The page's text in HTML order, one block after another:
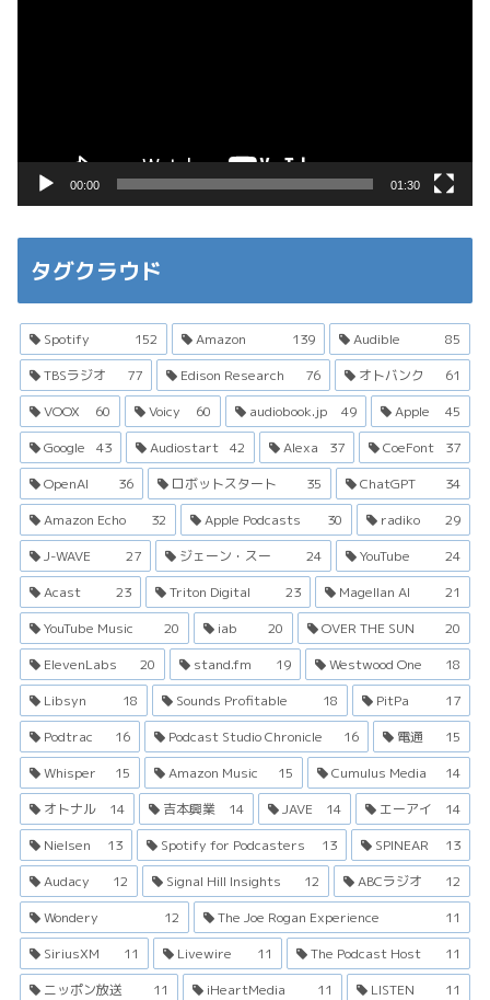
00:00 01:30
タグクラウド
Spotify 152 Amazon 139 Audible
85
TBSラジオ
77 Edison Research 76 オトバンク
61
VOOX
60 Voicy 60 audiobook.jp 49 Apple
45
Google
43 Audiostart 42 Alexa 37 CoeFont
37
OpenAI
36 ロボットスタート 35 ChatGPT
34
Amazon Echo
32 Apple Podcasts 30 radiko
29
J-WAVE
27 ジェーン・スー 24 YouTube
24
Acast
23 Triton Digital 23 Magellan AI
21
YouTube Music
20 iab 20 OVER THE SUN
20
ElevenLabs
20 stand.fm 19 Westwood One
18
Libsyn
18 Sounds Profitable 18 PitPa
17
Podtrac
16 Podcast Studio Chronicle 16 電通
15
Whisper
15 Amazon Music 15 Cumulus Media
14
オトナル
14 吉本興業 14 JAVE 14 エーアイ
14
Nielsen
13 Spotify for Podcasters 13 SPINEAR
13
Audacy
12 Signal Hill Insights 12 ABCラジオ
12
Wondery
12 The Joe Rogan Experience
11
SiriusXM
11 Livewire 11 The Podcast Host
11
ニッポン放送
11 iHeartMedia 11 LISTEN
11